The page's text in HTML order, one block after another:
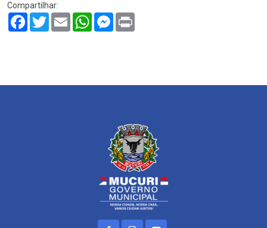
Compartilhar:
Facebook
TwitterEmail WhatsAppMessenger